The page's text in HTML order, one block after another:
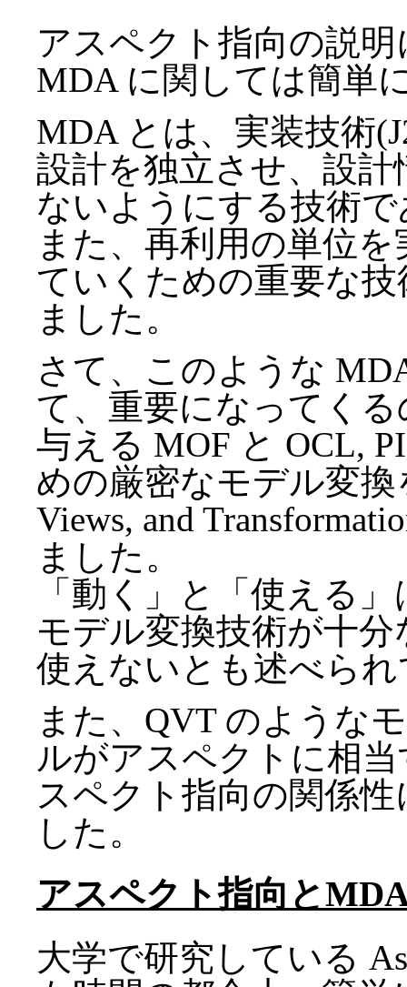
アスペクト指向の説
MDA に関しては簡単
MDA とは、実装技術
設計を独立させ、設
ないようにする技術
また、再利用の単位
ていくための重要な
ました。
さて、このような
て、重要になってく
与える MOF と OCL,
めの厳密なモデル変換
Views, and
ました。
「動く」と「使える
モデル変換技術が十
使えないとも述べら
また、QVT のような
ルがアスペクトに相
スペクト指向の関係
した。
アスペクト指向と
大学で研究している